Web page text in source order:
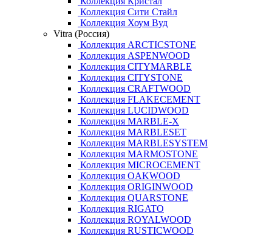
Коллекция Сити Стайл
Коллекция Хоум Вуд
Vitra (Россия)
Коллекция ARCTICSTONE
Коллекция ASPENWOOD
Коллекция CITYMARBLE
Коллекция CITYSTONE
Коллекция CRAFTWOOD
Коллекция FLAKECEMENT
Коллекция LUCIDWOOD
Коллекция MARBLE-X
Коллекция MARBLESET
Коллекция MARBLESYSTEM
Коллекция MARMOSTONE
Коллекция MICROCEMENT
Коллекция OAKWOOD
Коллекция ORIGINWOOD
Коллекция QUARSTONE
Коллекция RIGATO
Коллекция ROYALWOOD
Коллекция RUSTICWOOD